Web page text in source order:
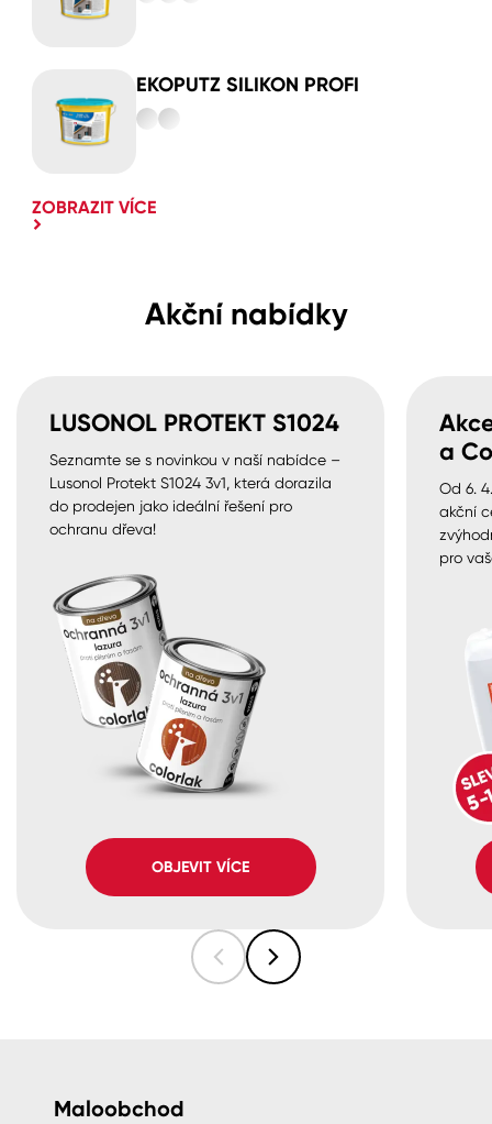
EKOPUTZ SILIKON PROFI
ZOBRAZIT VÍCE
Akční nabídky
LUSONOL PROTEKT S1024
Seznamte se s novinkou v naší nabídce –
Lusonol Protekt S1024 3v1, která dorazila
do prodejen jako ideální řešení pro
ochranu dřeva!
OBJEVIT VÍCE
a
Od 6.
akční
pro
Maloobchod